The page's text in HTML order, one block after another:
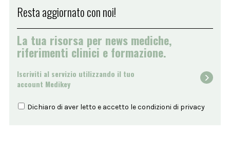
Resta aggiornato con noi!
La tua risorsa per news mediche,
riferimenti clinici e formazione.
Iscriviti al servizio utilizzando il tuo
account Medikey
Dichiaro di aver letto e accetto le condizioni di privacy